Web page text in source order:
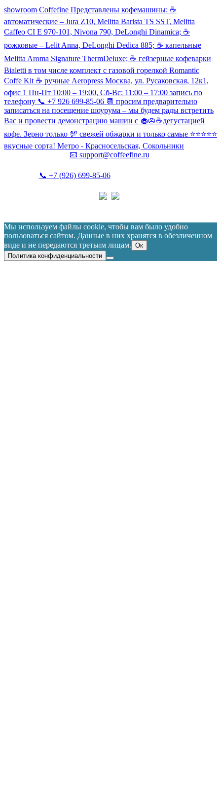
showroom Coffefine Представлены кофемашины: ☕️
автоматические – Jura Z10, Melitta Barista TS SST, Melitta
Caffeo CI Е 970-101, Nivona 790, DeLonghi Dinamica; ☕️
рожковые – Lelit Anna, DeLonghi Dedica 885; ☕️ капельные
Melitta Aroma Signature ThermDeluxe; ☕️ гейзерные кофеварки
Bialetti в том числе комплект с газовой горелкой Romantic
Coffe Kit ☕️ ручные Aeropress Москва, ул. Русаковская, 12к1,
офис 1 Пн-Пт 10:00 – 19:00, Сб-Вс: 11:00 – 17:00 запись по
телефону 📞 +7 926 699-85-06 📆 просим предварительно
записаться на посещение шоурума – мы будем рады встретить
Вас и провести демонстрацию машин с 🧁🥧☕️дегустацией
кофе. Зерно только 💯 свежей обжарки и только самые ⭐️⭐️⭐️⭐️⭐️
вкусные сорта! Метро - Красносельская, Сокольники
📧 support@coffeefine.ru
📞 +7 (926) 699-85-06
Мы используем файлы cookie, чтобы вам было удобно
пользоваться сайтом. Данные в них хранятся в обезличенном
виде и не передаются третьим лицам. Ок
Политика конфиденциальности